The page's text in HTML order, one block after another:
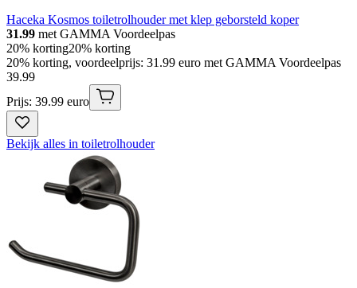
Haceka Kosmos toiletrolhouder met klep geborsteld koper
31.99 met GAMMA Voordeelpas
20% korting20% korting
20% korting, voordeelprijs: 31.99 euro met GAMMA Voordeelpas
39.99
Prijs: 39.99 euro
Bekijk alles in toiletrolhouder